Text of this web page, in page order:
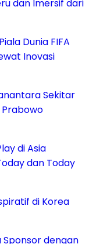
dan Imersif dari
Dunia FIFA
Inovasi
Sekitar
Prabowo
di Asia
dan Today
di Korea
Sponsor dengan